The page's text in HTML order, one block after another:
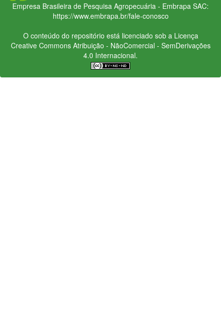
Empresa Brasileira de Pesquisa Agropecuária - Embrapa SAC:
https://www.embrapa.br/fale-conosco
O conteúdo do repositório está licenciado sob a Licença
Creative CommonsAtribuição - NãoComercial - SemDerivações
4.0 Internacional.